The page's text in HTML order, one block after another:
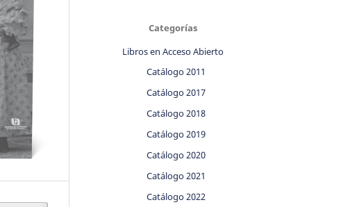
Categorías
Libros en Acceso Abierto
Catálogo 2011
Catálogo 2017
Catálogo 2018
Catálogo 2019
Catálogo 2020
Catálogo 2021
Catálogo 2022